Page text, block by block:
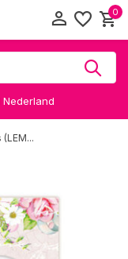
0
Nederland